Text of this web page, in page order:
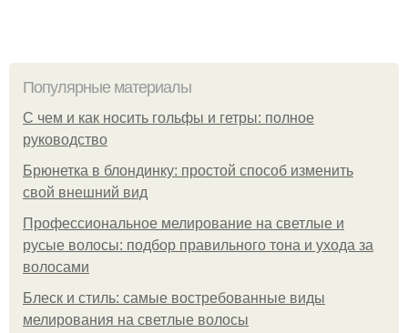
Популярные материалы
С чем и как носить гольфы и гетры: полное
руководство
Брюнетка в блондинку: простой способ изменить
свой внешний вид
Профессиональное мелирование на светлые и
русые волосы: подбор правильного тона и ухода за
волосами
Блеск и стиль: самые востребованные виды
мелирования на светлые волосы